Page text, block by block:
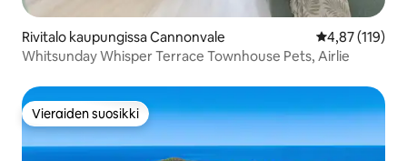
Rivitalo kaupungissa Cannonvale
4,87 (119)
Whitsunday Whisper Terrace Townhouse Pets, Airlie
Vieraiden suosikki
Vieraiden suosikki